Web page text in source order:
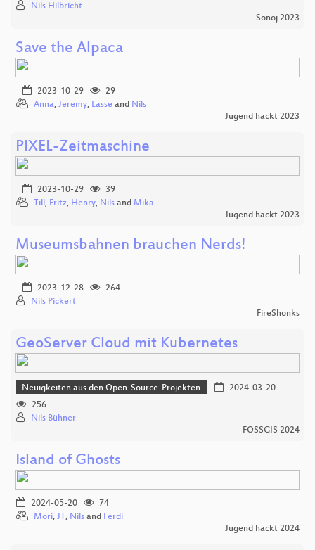
Nils Hilbricht
Sonoj 2023
Save the Alpaca
2023-10-29
29
Anna, Jeremy, Lasse and Nils
Jugend hackt 2023
PIXEL-Zeitmaschine
2023-10-29
39
Till, Fritz, Henry, Nils and Mika
Jugend hackt 2023
Museumsbahnen brauchen Nerds!
2023-12-28
264
Nils Pickert
FireShonks
GeoServer Cloud mit Kubernetes
Neuigkeiten aus den Open-Source-Projekten
2024-03-20
256
Nils Bühner
FOSSGIS 2024
Island of Ghosts
2024-05-20
74
Mori, JT , Nils and Ferdi
Jugend hackt 2024